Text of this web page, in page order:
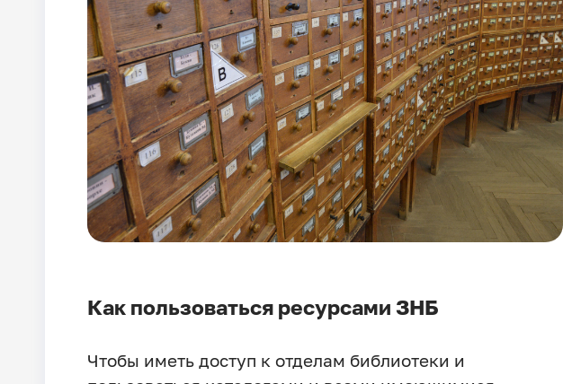
Как пользоваться ресурсами ЗНБ
Чтобы иметь доступ к отделам библиотеки и